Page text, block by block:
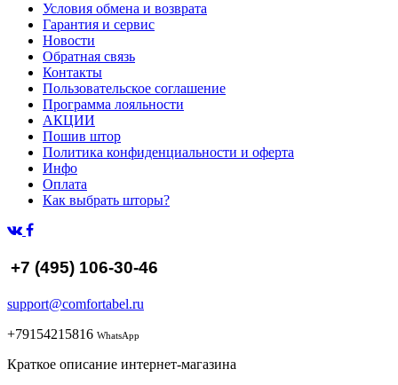
Условия обмена и возврата
Гарантия и сервис
Новости
Обратная связь
Контакты
Пользовательское соглашение
Программа лояльности
АКЦИИ
Пошив штор
Политика конфиденциальности и оферта
Инфо
Оплата
Как выбрать шторы?
+7 (495) 106-30-46
support@comfortabel.ru
+79154215816 WhatsApp
Краткое описание интернет-магазина